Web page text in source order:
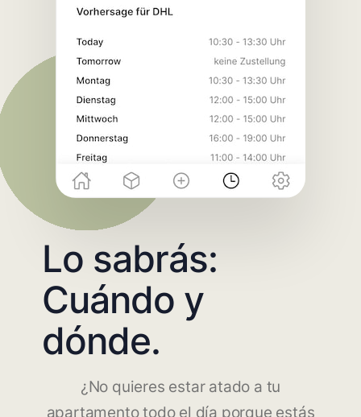
Lo sabrás:
Cuándo y
dónde.
¿No quieres estar atado a tu
apartamento todo el día porque estás